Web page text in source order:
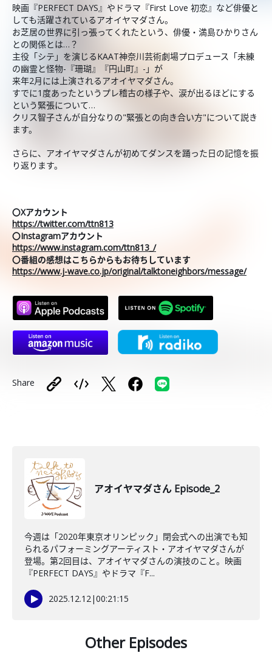
映画『PERFECT DAYS』やドラマ『First Love 初恋』など俳優と
しても活躍されているアオイヤマダさん。
お芝居の世界に引っ張ってくれたという、俳優・満島ひかりさん
との関係とは…？
主役「シテ」を演じるKAAT神奈川芸術劇場プロデュース「未練
の幽霊と怪物-『珊瑚』『円山町』-」が
来年2月には上演されるアオイヤマダさん。
すでに1度あったというプレ稽古の様子や、涙が出るほどにする
という緊張について…
クリス智子さんが自分なりの"緊張との向き合い方"について説き
ます。
さらに、アオイヤマダさんが初めてダンスを踊った日の記憶を振
り返ります。
〇Xアカウント
https://twitter.com/ttn813
〇Instagramアカウント
https://www.instagram.com/ttn813_/
〇番組の感想はこちらからもお待ちしています
https://www.j-wave.co.jp/original/talktoneighbors/message/
Share
アオイヤマダさん Episode_2
今週は「2020年東京オリンピック」閉会式への出演でも知
られるパフォーミングアーティスト・アオイヤマダさんが
登場。第2回目は、アオイヤマダさんの演技のこと。映画
『PERFECT DAYS』やドラマ『F...
2025.12.12|00:21:15
Other Episodes